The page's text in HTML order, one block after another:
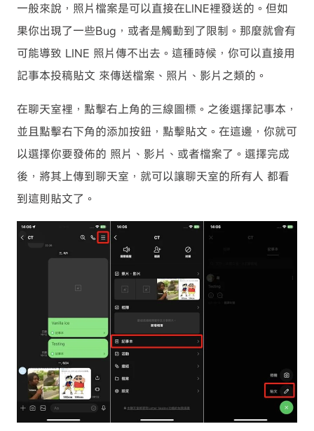
一般來說，照片檔案是可以直接在LINE裡發送的。但如
果你出現了一些Bug，或者是觸動到了限制。那麼就會有
可能導致 LINE 照片傳不出去。這種時候，你可以直接用
記事本投稿貼文 來傳送檔案、照片、影片之類的。
在聊天室裡，點擊右上角的三線圖標。之後選擇記事本，
並且點擊右下角的添加按鈕，點擊貼文。在這邊，你就可
以選擇你要發佈的 照片、影片、或者檔案了。選擇完成
後，將其上傳到聊天室，就可以讓聊天室的所有人 都看
到這則貼文了。